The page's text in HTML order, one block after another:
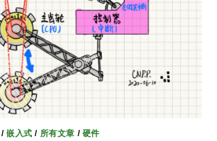
/嵌入式 / 所有文章 / 硬件